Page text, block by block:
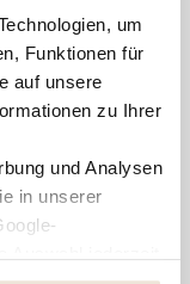
um
Funktionen für
auf unsere
zu Ihrer
und Analysen
in unserer